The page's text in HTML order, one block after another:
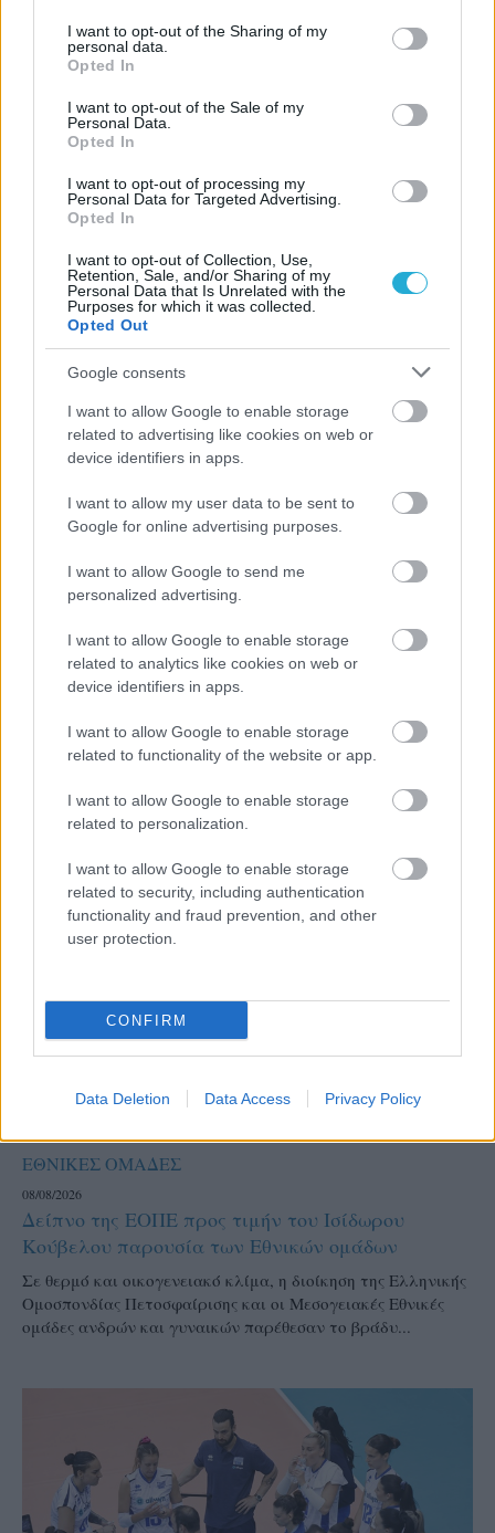
not limited to your visit or usage behaviour. You may click to
grant or deny consent to Google and its third-party tags to
use your data for below specified purposes in below Google
consent section.
I want to opt-out of the Sharing of my
personal data.
Opted In
I want to opt-out of the Sale of my
Personal Data.
Opted In
I want to opt-out of processing my
Personal Data for Targeted Advertising.
Opted In
I want to opt-out of Collection, Use,
Retention, Sale, and/or Sharing of my
Personal Data that Is Unrelated with the
Purposes for which it was collected.
Opted Out
Google consents
I want to allow Google to enable storage
related to advertising like cookies on web or
device identifiers in apps.
I want to allow my user data to be sent to
Google for online advertising purposes.
I want to allow Google to send me
personalized advertising.
I want to allow Google to enable storage
related to analytics like cookies on web or
device identifiers in apps.
I want to allow Google to enable storage
related to functionality of the website or app.
I want to allow Google to enable storage
related to personalization.
I want to allow Google to enable storage
related to security, including authentication
functionality and fraud prevention, and other
user protection.
CONFIRM
Data Deletion Data Access Privacy Policy
Aκολουθήστε μας
παντού…
ΕΘΝΙΚΕΣ ΟΜΑΔΕΣ
08/08/2026
Δείπνο της ΕΟΠΕ προς τιμήν του Ισίδωρου
Κούβελου παρουσία των Εθνικών ομάδων
Σε θερμό και οικογενειακό κλίμα, η διοίκηση της Ελληνικής
Ομοσπονδίας Πετοσφαίρισης και οι Μεσογειακές Εθνικές
ομάδες ανδρών και γυναικών παρέθεσαν το βράδυ...